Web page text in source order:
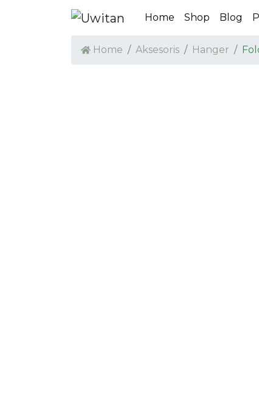
Home Shop Blog
Home Aksesoris Hanger